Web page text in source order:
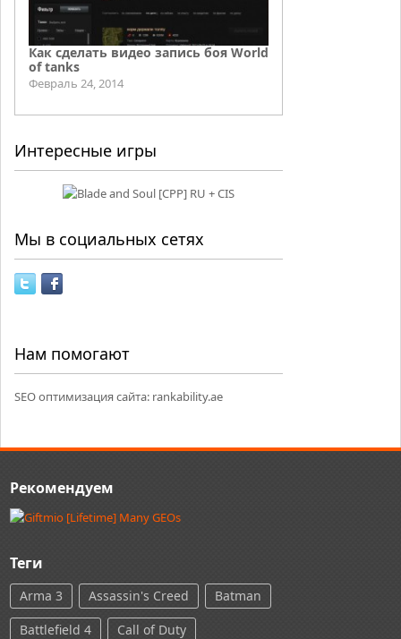
Как сделать видео запись боя World
of tanks
Февраль 24, 2014
Интересные игры
Мы в социальных сетях
Нам помогают
SEO оптимизация сайта: rankability.ae
Рекомендуем
Теги
Arma 3 Assassin's Creed
Batman
Battlefield 4
Call of Duty